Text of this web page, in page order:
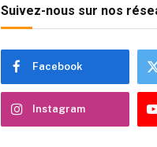
Suivez-nous sur nos
Facebook
Instagram